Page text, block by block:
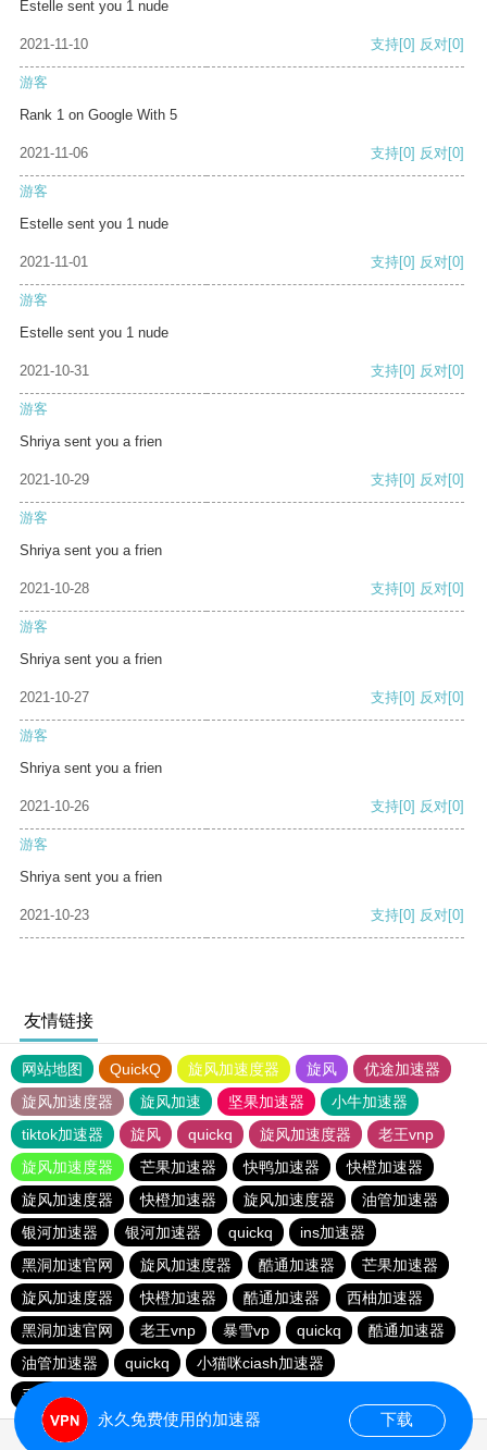
Estelle sent you 1 nude
2021-11-10 支持[0] 反对[0]
游客
Rank 1 on Google With 5
2021-11-06 支持[0] 反对[0]
游客
Estelle sent you 1 nude
2021-11-01 支持[0] 反对[0]
游客
Estelle sent you 1 nude
2021-10-31 支持[0] 反对[0]
游客
Shriya sent you a frien
2021-10-29 支持[0] 反对[0]
游客
Shriya sent you a frien
2021-10-28 支持[0] 反对[0]
游客
Shriya sent you a frien
2021-10-27 支持[0] 反对[0]
游客
Shriya sent you a frien
2021-10-26 支持[0] 反对[0]
游客
Shriya sent you a frien
2021-10-23 支持[0] 反对[0]
友情链接
网站地图 QuickQ 旋风加速度器 旋风
优途加速器
旋风加速度器
旋风加速 坚果加速器
小牛加速器
tiktok加速器
旋风 quickq 旋风加速度器
老王vnp
旋风加速度器
芒果加速器 快鸭加速器
快橙加速器
旋风加速度器
快橙加速器 旋风加速度器
油管加速器
银河加速器
银河加速器 quickq
ins加速器
黑洞加速官网
旋风加速度器 酷通加速器
芒果加速器
旋风加速度器
快橙加速器 酷通加速器
西柚加速器
黑洞加速官网
老王vnp 暴雪vp quickq
酷通加速器
油管加速器
quickq
小猫咪ciash加速器
手机外国加速器官网
永久免费使用的加速器 下载